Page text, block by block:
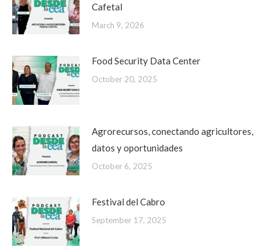
Cafetal
March 9, 2026
Food Security Data Center
October 20, 2025
Agrorecursos, conectando agricultores,
datos y oportunidades
October 6, 2025
Festival del Cabro
September 17, 2025